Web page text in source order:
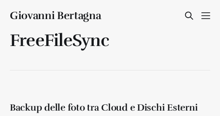
Giovanni Bertagna
FreeFileSync
Backup delle foto tra Cloud e Dischi Esterni